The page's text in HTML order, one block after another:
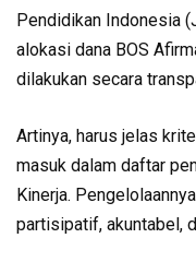
Pendidikan Indonesia
alokasi dana BOS
dilakukan secara
Artinya, harus jelas
masuk dalam daftar
Kinerja.
partisipatif, akuntabel,